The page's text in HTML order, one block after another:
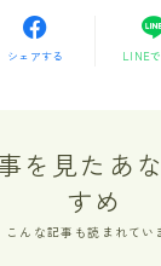
シェアする LINE
を見たあ
すめ
こんな記事も読まれてい